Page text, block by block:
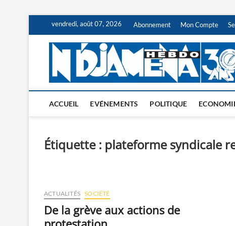
content
vendredi, août 07, 2026 Abonnement Mon Compte
ACCUEIL EVÉNEMENTS POLITIQUE
Étiquette : plateforme syndicale
ACTUALITÉS SOCIÉTÉ
De la grève aux actions de